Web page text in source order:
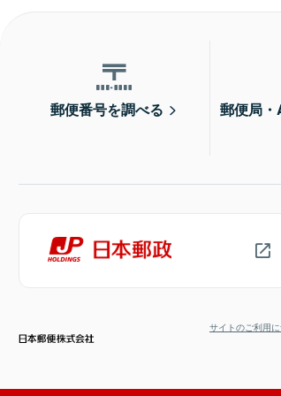
郵便番号を調べる
郵便局・
サイトのご利用